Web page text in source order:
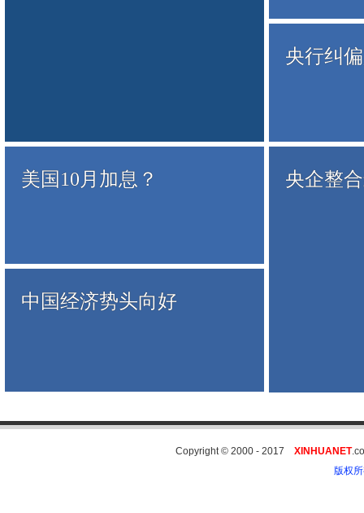
美国10月加息？
中国经济势头向好
央行纠
央企整
Copyright © 2000 - 2017 XINHUANET
版权